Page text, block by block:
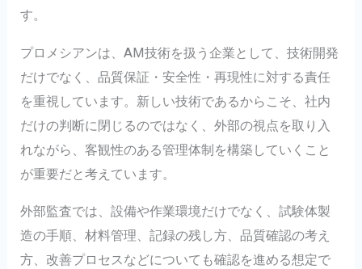
す。
プロメシアンは、AM技術を扱う企業として、技術開発
だけでなく、品質保証・安全性・再現性に対する責任
を重視しています。新しい技術であるからこそ、社内
だけの判断に閉じるのではなく、外部の視点を取り入
れながら、客観性のある管理体制を構築していくこと
が重要だと考えています。
外部監査では、設備や作業環境だけでなく、試験体製
造の手順、材料管理、記録の残し方、品質確認の考え
方、改善プロセスなどについても確認を進める想定で